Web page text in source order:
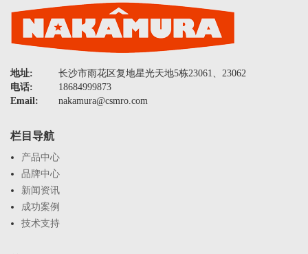
地址:
长沙市雨花区复地星光天地5栋23061、23062
电话:
18684999873
Email:
nakamura@csmro.com
栏目导航
产品中心
品牌中心
新闻资讯
成功案例
技术支持